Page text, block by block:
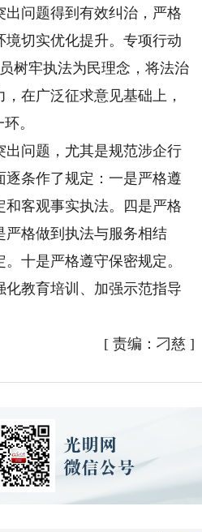
问题得到有效纠治，严格
切实优化提升。专项行动
树牢执法为民理念，将法治
在广泛征求意见基础上，
。
问题，尤其是规范涉企行
条作了规定：一是严格遵
客观事实执法。四是严格
严格做到执法与服务相结
十是严格遵守保密规定。
教育培训、加强示范指导
[ 责编：刁慈 ]